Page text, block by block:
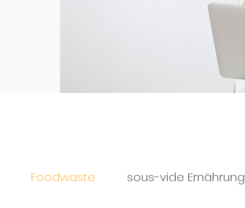
Foodwaste sous-vide Ernährung